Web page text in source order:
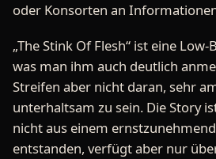
oder Konsorten an
„The Stink Of Flesh“ ist eine
was man ihm auch deutlich
Streifen aber nicht daran, sehr
unterhaltsam zu sein. Die Story
nicht aus einem
entstanden, verfügt aber nur